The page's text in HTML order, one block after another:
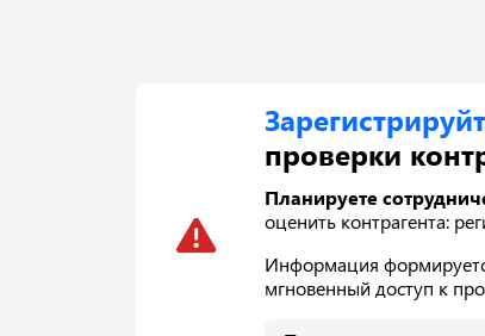
проверки
Планируете
оценить контрагента:
Информация
мгновенный доступ к